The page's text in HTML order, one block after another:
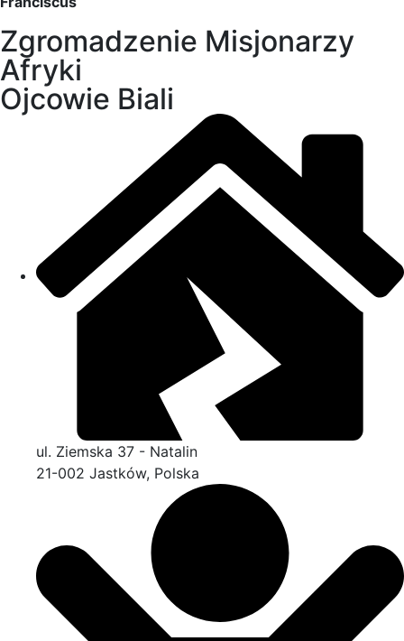
Zgromadzenie Misjonarzy
Afryki
Ojcowie Biali
ul. Ziemska 37 - Natalin
21-002 Jastków, Polska